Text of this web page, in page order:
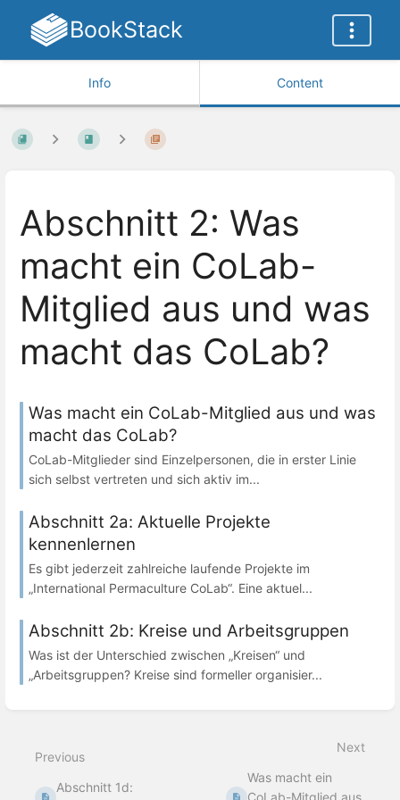
BookStack
Info Content
Abschnitt 2: Was
macht ein CoLab-
Mitglied aus und was
macht das CoLab?
Was macht ein CoLab-Mitglied aus und was
macht das CoLab?
CoLab-Mitglieder sind Einzelpersonen, die in erster Linie
sich selbst vertreten und sich aktiv im...
Abschnitt 2a: Aktuelle Projekte
kennenlernen
Es gibt jederzeit zahlreiche laufende Projekte im
„International Permaculture CoLab“. Eine aktuel...
Abschnitt 2b: Kreise und Arbeitsgruppen
Was ist der Unterschied zwischen „Kreisen“ und
„Arbeitsgruppen? Kreise sind formeller organisier...
Previous
Abschnitt 1d:
Next
Was macht ein